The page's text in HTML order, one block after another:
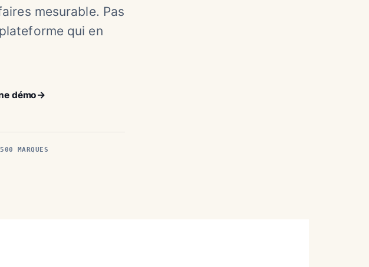
mesurable. Pas
qui en
démo→
MARQUES